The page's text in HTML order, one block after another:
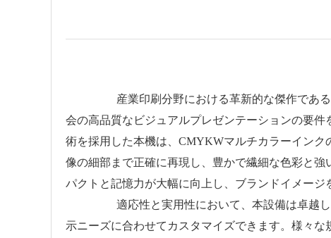
産業印刷分野における革新的な傑作である
会の高品質なビジュアルプレゼンテーションの要
術を採用した本機は、CMYKWマルチカラーインク
像の細部まで正確に再現し、豊かで繊細な色彩と
パクトと記憶力が大幅に向上し、ブランドイメージ
適応性と実用性において、本設備は卓越した産
示ニーズに合わせてカスタマイズできます。様々